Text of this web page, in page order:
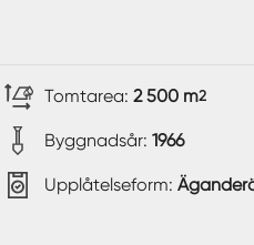
Tomtarea: 2 500 m2
Byggnadsår: 1966
Upplåtelseform: